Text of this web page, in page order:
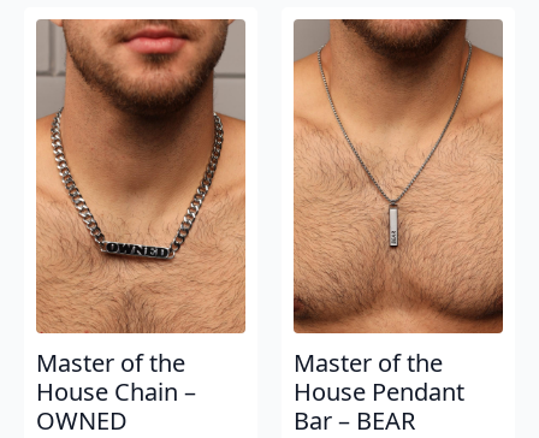
Master of the
House Chain –
OWNED
Master of the
House Pendant
Bar – BEAR